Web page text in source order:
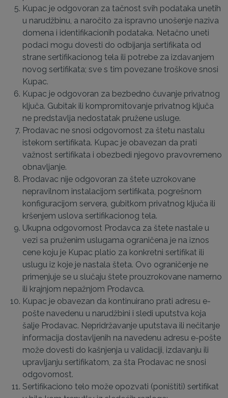
Kupac je odgovoran za tačnost svih podataka unetih
u narudžbinu, a naročito za ispravno unošenje naziva
domena i identifikacionih podataka. Netačno uneti
podaci mogu dovesti do odbijanja sertifikata od
strane sertifikacionog tela ili potrebe za izdavanjem
novog sertifikata; sve s tim povezane troškove snosi
Kupac.
Kupac je odgovoran za bezbedno čuvanje privatnog
ključa. Gubitak ili kompromitovanje privatnog ključa
ne predstavlja nedostatak pružene usluge.
Prodavac ne snosi odgovornost za štetu nastalu
istekom sertifikata. Kupac je obavezan da prati
važnost sertifikata i obezbedi njegovo pravovremeno
obnavljanje.
Prodavac nije odgovoran za štete uzrokovane
nepravilnom instalacijom sertifikata, pogrešnom
konfiguracijom servera, gubitkom privatnog ključa ili
kršenjem uslova sertifikacionog tela.
Ukupna odgovornost Prodavca za štete nastale u
vezi sa pruženim uslugama ograničena je na iznos
cene koju je Kupac platio za konkretni sertifikat ili
uslugu iz koje je nastala šteta. Ovo ograničenje ne
primenjuje se u slučaju štete prouzrokovane namerno
ili krajnjom nepažnjom Prodavca.
Kupac je obavezan da kontinuirano prati adresu e-
pošte navedenu u narudžbini i sledi uputstva koja
šalje Prodavac. Nepridržavanje uputstava ili nečitanje
informacija dostavljenih na navedenu adresu e-pošte
može dovesti do kašnjenja u validaciji, izdavanju ili
upravljanju sertifikatom, za šta Prodavac ne snosi
odgovornost.
Sertifikaciono telo može opozvati (poništiti) sertifikat